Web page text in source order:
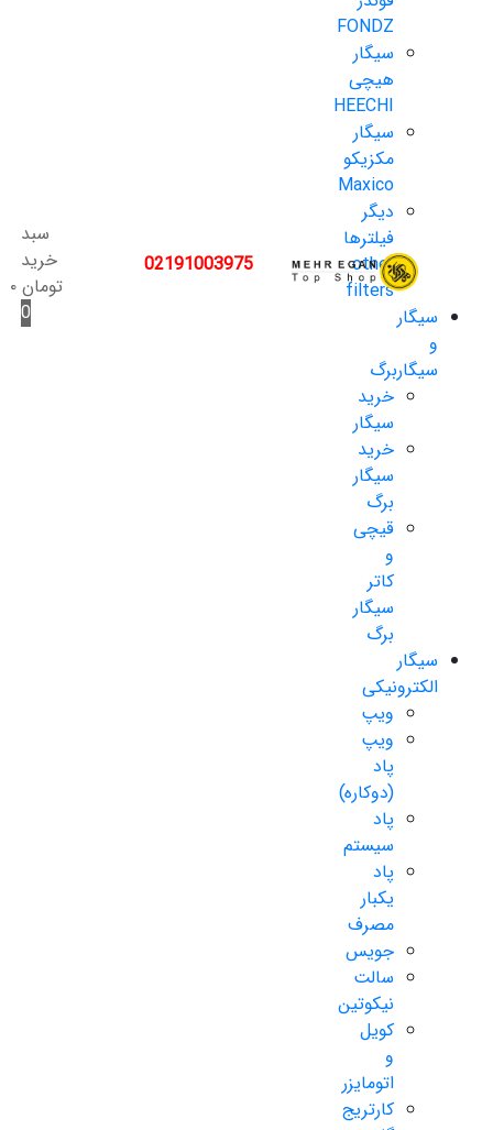
FONDZ
سیگار
هیچی
HEECHI
سیگار
مکزیکو
Maxico
دیگر
فیلترها
other
filters
سیگار
و
سیگاربرگ
خرید
سیگار
خرید
سیگار
برگ
قیچی
و
کاتر
سیگار
برگ
سیگار
الکترونیکی
ویپ
ویپ
پاد
(دوکاره)
پاد
سیستم
پاد
یکبار
مصرف
جویس
سالت
نیکوتین
کویل
و
اتومایزر
کارتریج
02191003975
سبد
خرید
تومان۰
0